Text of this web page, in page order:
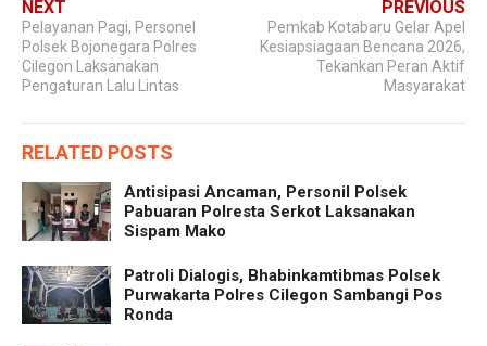
NEXT
Pelayanan Pagi, Personel
Polsek Bojonegara Polres
Cilegon Laksanakan
Pengaturan Lalu Lintas
PREVIOUS
Pemkab Kotabaru Gelar Apel
Kesiapsiagaan Bencana 2026,
Tekankan Peran Aktif
Masyarakat
RELATED POSTS
Antisipasi Ancaman, Personil Polsek
Pabuaran Polresta Serkot Laksanakan
Sispam Mako
Patroli Dialogis, Bhabinkamtibmas Polsek
Purwakarta Polres Cilegon Sambangi Pos
Ronda